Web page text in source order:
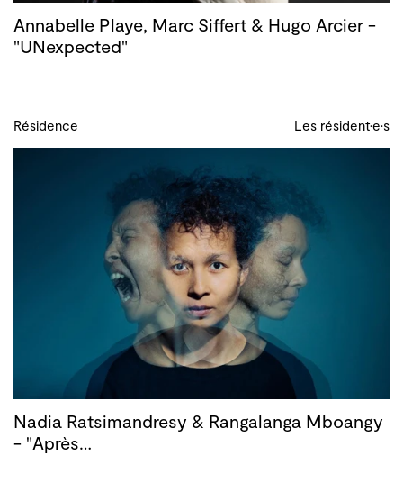
Annabelle Playe, Marc Siffert & Hugo Arcier -
"UNexpected"
Résidence Les résident·e·s
Nadia Ratsimandresy & Rangalanga Mboangy
- "Après…